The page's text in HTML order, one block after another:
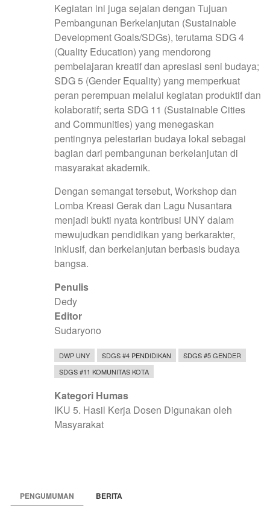
Kegiatan ini juga sejalan dengan Tujuan
Pembangunan Berkelanjutan (Sustainable
Development Goals/SDGs), terutama SDG 4
(Quality Education) yang mendorong
pembelajaran kreatif dan apresiasi seni budaya;
SDG 5 (Gender Equality) yang memperkuat
peran perempuan melalui kegiatan produktif dan
kolaboratif; serta SDG 11 (Sustainable Cities
and Communities) yang menegaskan
pentingnya pelestarian budaya lokal sebagai
bagian dari pembangunan berkelanjutan di
masyarakat akademik.
Dengan semangat tersebut, Workshop dan
Lomba Kreasi Gerak dan Lagu Nusantara
menjadi bukti nyata kontribusi UNY dalam
mewujudkan pendidikan yang berkarakter,
inklusif, dan berkelanjutan berbasis budaya
bangsa.
Penulis
Dedy
Editor
Sudaryono
DWP UNY SDGS #4 PENDIDIKAN
SDGS #5 GENDER
SDGS #11 KOMUNITAS KOTA
Kategori Humas
IKU 5. Hasil Kerja Dosen Digunakan oleh
Masyarakat
PENGUMUMAN BERITA